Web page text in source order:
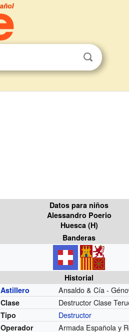
Datos para niños
Alessandro Poerio
Huesca (H)
Banderas
Historial
Astillero
Ansaldo & Cía -
Clase Destructor Clase
Tipo Destructor
Operador
Armada Española y